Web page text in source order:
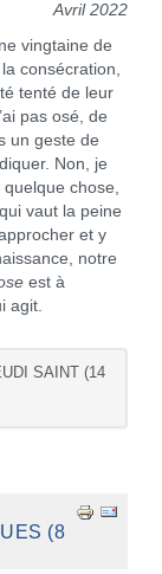
Avril 2022
vingtaine de
consécration,
tenté de leur
pas osé, de
un geste de
Non, je
quelque chose,
vaut la peine
et y
notre
est à
agit.
SAINT (14
(8